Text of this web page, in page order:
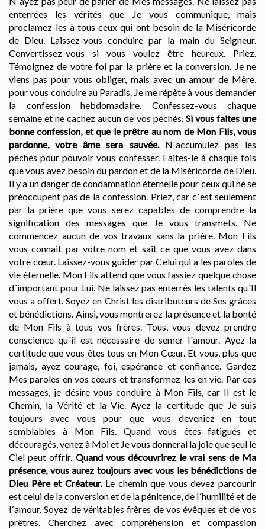
enterrées les vérités que Je vous communique, mais
proclamez-les à tous ceux qui ont besoin de la Miséricorde
de Dieu. Laissez-vous conduire par la main du Seigneur.
Convertissez-vous si vous voulez être heureux. Priez.
Témoignez de votre foi par la prière et la conversion. Je ne
viens pas pour vous obliger, mais avec un amour de Mère,
pour vous conduire au Paradis. Je me répète à vous demander
la confession hebdomadaire. Confessez-vous chaque
semaine et ne cachez aucun de vos péchés. Si vous faites une
bonne confession, et que le prêtre au nom de Mon Fils, vous
pardonne, votre âme sera sauvée.N´accumulez pas les
péchés pour pouvoir vous confesser. Faites-le à chaque fois
que vous avez besoin du pardon et de la Miséricorde de Dieu.
Il y a un danger de condamnation éternelle pour ceux qui ne se
préoccupent pas de la confession. Priez, car c´est seulement
par la prière que vous serez capables de comprendre la
signification des messages que Je vous transmets. Ne
commencez aucun de vos travaux sans la prière. Mon Fils
vous connait par votre nom et sait ce que vous avez dans
votre cœur. Laissez-vous guider par Celui qui a les paroles de
vie éternelle. Mon Fils attend que vous fassiez quelque chose
d´important pour Lui. Ne laissez pas enterrés les talents qu´Il
vous a offert. Soyez en Christ les distributeurs de Ses grâces
et bénédictions. Ainsi, vous montrerez la présence et la bonté
de Mon Fils à tous vos frères. Tous, vous devez prendre
conscience qu´il est nécessaire de semer l´amour. Ayez la
certitude que vous êtes tous en Mon Cœur. Et vous, plus que
jamais, ayez courage, foi, espérance et confiance. Gardez
Mes paroles en vos cœurs et transformez-les en vie. Par ces
messages, je désire vous conduire à Mon Fils, car Il est le
Chemin, la Vérité et la Vie. Ayez la certitude que Je suis
toujours avec vous pour que vous deveniez en tout
semblables à Mon Fils. Quand vous êtes fatigués et
découragés, venez à Moi et Je vous donnerai la joie que seul le
Ciel peut offrir. Quand vous découvrirez le vrai sens de Ma
présence, vous aurez toujours avec vous les bénédictions de
Dieu Père et Créateur. Le chemin que vous devez parcourir
est celui de la conversion et de la pénitence, de l´humilité et de
l´amour. Soyez de véritables frères de vos évêques et de vos
prêtres. Cherchez avec compréhension et compassion